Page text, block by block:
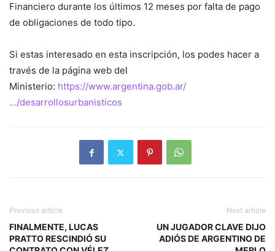
Financiero durante los últimos 12 meses por falta de pago
de obligaciones de todo tipo.
Si estas interesado en esta inscripción, los podes hacer a
través de la página web del
Ministerio: https://www.argentina.gob.ar/
…/desarrollosurbanisticos
Previous article
FINALMENTE, LUCAS
PRATTO RESCINDIÓ SU
Next article
UN JUGADOR CLAVE DIJO
ADIÓS DE ARGENTINO DE